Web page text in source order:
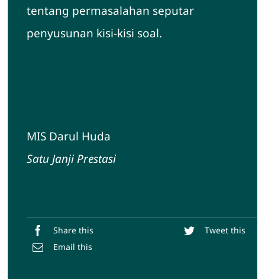
tentang permasalahan seputar
penyusunan kisi-kisi soal.
MIS Darul Huda
Satu Janji Prestasi
Share this
Tweet this
Email this